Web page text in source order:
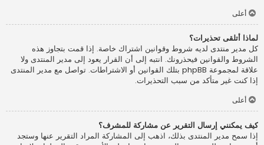
أعلى
لماذا أتلقى تحذيرات؟
كل مدير منتدى لديه شروط وقوانين اشتراك خاصة. إذا قمت بتجاوز هذه
الشروط والقوانين فيحذرونك. انتبه إلى أن القرار يعود إلى مدير المنتدى ولا
علاقة لمجموعة phpBB بتلك القوانين أو الاشتراطات. تواصل مع مدير المنتدى
إذا كنت غير متأكد من سبب التحذيرات.
أعلى
كيف يمكنني إرسال التقرير عن مشاركة للمشرف؟
إذا سمح مدير المنتدى بذلك، اذهب إلى المشاركة المراد التقرير عنها وستجد